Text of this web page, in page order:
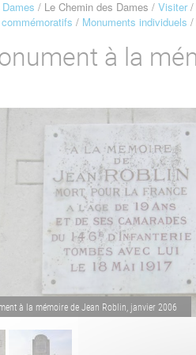
Le Chemin des Dames Visiter
Monuments individuels
à la
à la mémoire de Jean Roblin, janvier 2006